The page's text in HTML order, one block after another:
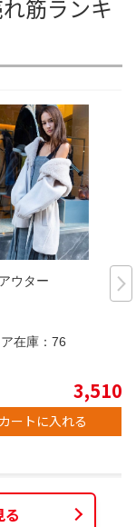
筋ランキ
ウター
在庫： 76
3,510
カートに入れる
る